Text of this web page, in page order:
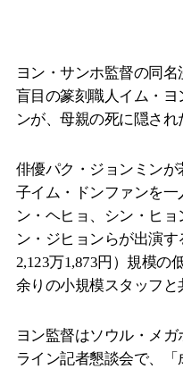
ヨン・サンホ監督の同名
盲目の篆刻職人イム・
ンが、母親の死に隠され
俳優パク・ジョンミン
子イム・ドンファンを
ン・ヘヒョ、シン・ヒ
ン・ジヒョンらが出演
2,123万1,873円）規模の
余りの小規模スタッフと
ヨン監督はソウル・メ
ライン記者懇談会で、